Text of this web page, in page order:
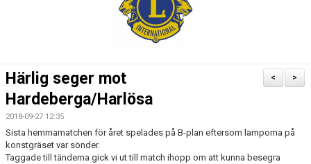
TRUPPEN
DOKUMENT
KONTAKT
>
<
Härlig seger mot
Hardeberga/Harlösa
2018-09-27 12:35
Sista hemmamatchen för året spelades på B-plan eftersom lamporna på
konstgräset var sönder.
Taggade till tänderna gick vi ut till match ihopp om att kunna besegra